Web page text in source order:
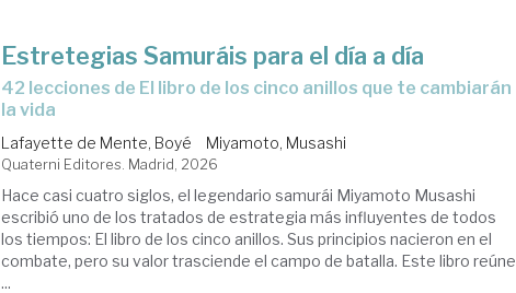
Estretegias Samuráis para el día a día
42 lecciones de El libro de los cinco anillos que te cambiarán
la vida
Lafayette de Mente, Boyé Miyamoto, Musashi
Quaterni Editores. Madrid, 2026
Hace casi cuatro siglos, el legendario samurái Miyamoto Musashi
escribió uno de los tratados de estrategia más influyentes de todos
los tiempos: El libro de los cinco anillos. Sus principios nacieron en el
combate, pero su valor trasciende el campo de batalla. Este libro reúne
...